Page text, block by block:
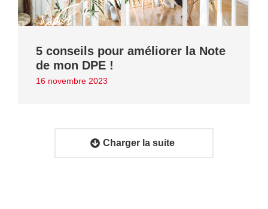
5 conseils pour améliorer la Note
de mon DPE !
16 novembre 2023
Charger la suite